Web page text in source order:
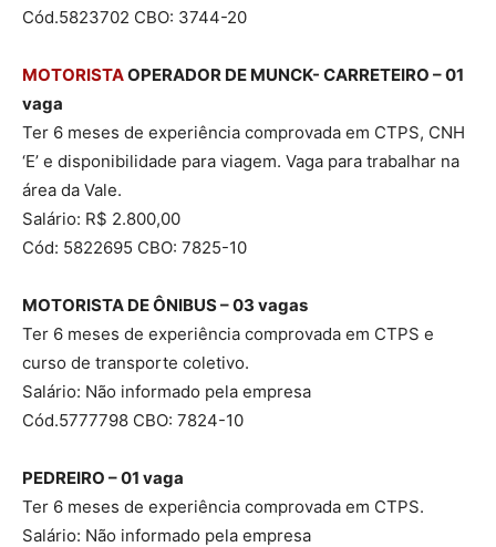
Cód.5823702 CBO: 3744-20
MOTORISTAOPERADOR DE MUNCK- CARRETEIRO – 01
vaga
Ter 6 meses de experiência comprovada em CTPS, CNH
‘E’ e disponibilidade para viagem. Vaga para trabalhar na
área da Vale.
Salário: R$ 2.800,00
Cód: 5822695 CBO: 7825-10
MOTORISTA DE ÔNIBUS – 03 vagas
Ter 6 meses de experiência comprovada em CTPS e
curso de transporte coletivo.
Salário: Não informado pela empresa
Cód.5777798 CBO: 7824-10
PEDREIRO – 01 vaga
Ter 6 meses de experiência comprovada em CTPS.
Salário: Não informado pela empresa